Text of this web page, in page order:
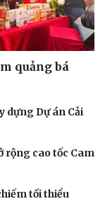
quảng bá
dựng Dự án Cải
rộng cao tốc Cam
tối thiểu